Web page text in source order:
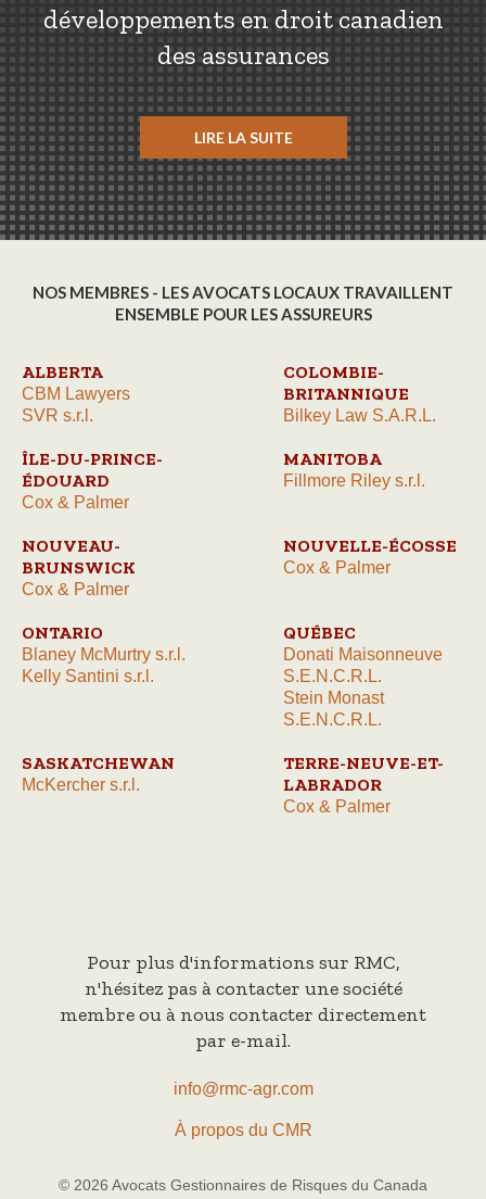
développements en droit canadien
des assurances
LIRE LA SUITE
NOS MEMBRES - LES AVOCATS LOCAUX TRAVAILLENT
ENSEMBLE POUR LES ASSUREURS
ALBERTA
CBM Lawyers
SVR s.r.l.
COLOMBIE-
BRITANNIQUE
Bilkey Law S.A.R.L.
ÎLE-DU-PRINCE-
ÉDOUARD
Cox & Palmer
MANITOBA
Fillmore Riley s.r.l.
NOUVEAU-
BRUNSWICK
Cox & Palmer
NOUVELLE-ÉCOSSE
Cox & Palmer
ONTARIO
Blaney McMurtry s.r.l.
Kelly Santini s.r.l.
QUÉBEC
Donati Maisonneuve
S.E.N.C.R.L.
Stein Monast
S.E.N.C.R.L.
SASKATCHEWAN
McKercher s.r.l.
TERRE-NEUVE-ET-
LABRADOR
Cox & Palmer
Pour plus d'informations sur RMC,
n'hésitez pas à contacter une société
membre ou à nous contacter directement
par e-mail.
info@rmc-agr.com
À propos du CMR
© 2026 Avocats Gestionnaires de Risques du Canada